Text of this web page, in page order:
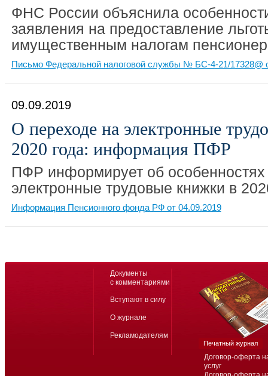
ФНС России объяснила
заявления на предоставление
имущественным налогам
Письмо Федеральной налоговой службы № БС-4-21/17328@
09.09.2019
О переходе на электронные
2020 года: информация ПФР
ПФР информирует об особенностях
электронные трудовые книжки в
Информация Пенсионного фонда РФ от 04.09.2019
Договор-оферта
услуг
Документы
с комментариями
Вступают в силу
О журнале
Рекламодателям
Печатный журнал